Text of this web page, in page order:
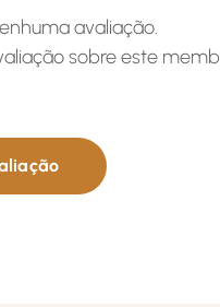
avaliação.
sobre este